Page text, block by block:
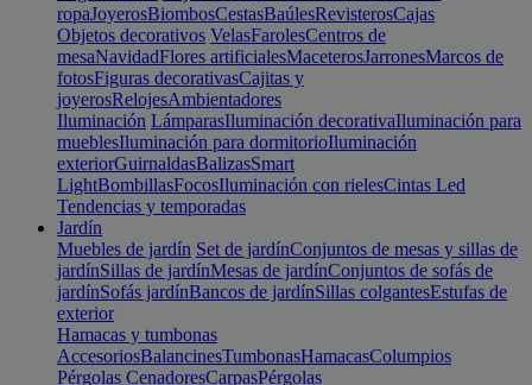
ropaJoyerosBiombosCestasBaúlesRevisterosCajas
Objetos decorativos VelasFarolesCentros de
mesaNavidadFlores artificialesMaceterosJarronesMarcos de
fotosFiguras decorativasCajitas y
joyerosRelojesAmbientadores
Iluminación LámparasIluminación decorativaIluminación para
mueblesIluminación para dormitorioIluminación
exteriorGuirnaldasBalizasSmart
LightBombillasFocosIluminación con rielesCintas Led
Tendencias y temporadas
Jardín
Muebles de jardín Set de jardínConjuntos de mesas y sillas de
jardínSillas de jardínMesas de jardínConjuntos de sofás de
jardínSofás jardínBancos de jardínSillas colgantesEstufas de
exterior
Hamacas y tumbonas
AccesoriosBalancinesTumbonasHamacasColumpios
Pérgolas CenadoresCarpasPérgolas